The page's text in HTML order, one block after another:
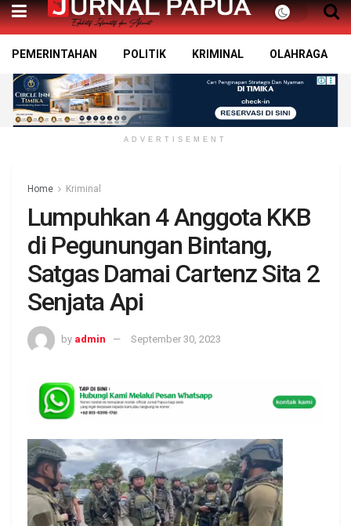
PEMERINTAHAN POLITIK KRIMINAL OLAHRAGA
ADVERTISEMENT
Home Kriminal
Lumpuhkan 4 Anggota KKB
di Pegunungan Bintang,
Satgas Damai Cartenz Sita 2
Senjata Api
by admin September 30, 2023